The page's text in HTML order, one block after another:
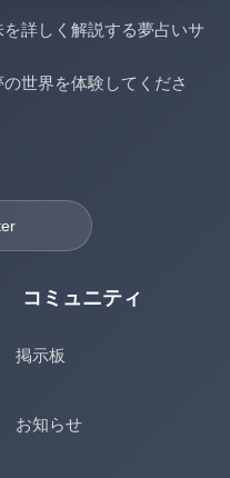
詳しく解説する夢占いサ
世界を体験してくださ
コミュニティ
掲示板
お知らせ